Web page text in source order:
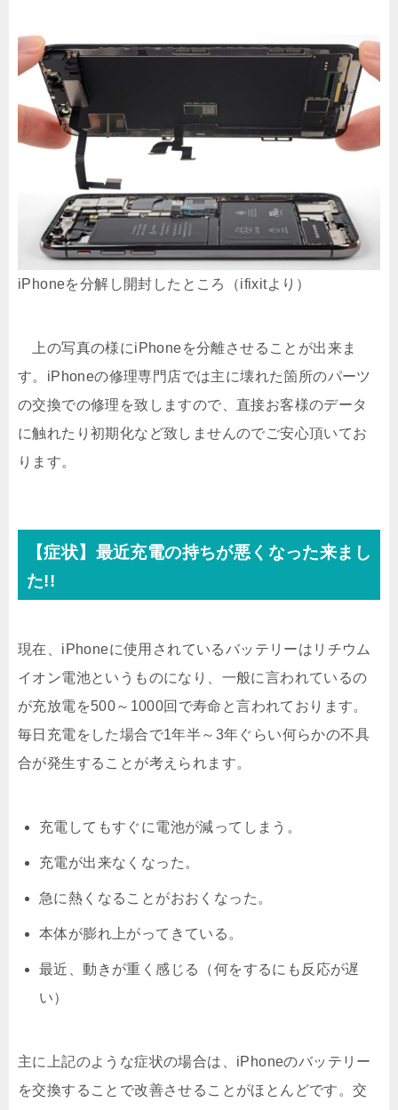
iPhoneを分解し開封したところ（ifixitより）
上の写真の様にiPhoneを分離させることが出来ま
す。iPhoneの修理専門店では主に壊れた箇所のパーツ
の交換での修理を致しますので、直接お客様のデータ
に触れたり初期化など致しませんのでご安心頂いてお
ります。
【症状】最近充電の持ちが悪くなった来まし
た!!
現在、iPhoneに使用されているバッテリーはリチウム
イオン電池というものになり、一般に言われているの
が充放電を500～1000回で寿命と言われております。
毎日充電をした場合で1年半～3年ぐらい何らかの不具
合が発生することが考えられます。
充電してもすぐに電池が減ってしまう。
充電が出来なくなった。
急に熱くなることがおおくなった。
本体が膨れ上がってきている。
最近、動きが重く感じる（何をするにも反応が遅
い）
主に上記のような症状の場合は、iPhoneのバッテリー
を交換することで改善させることがほとんどです。交